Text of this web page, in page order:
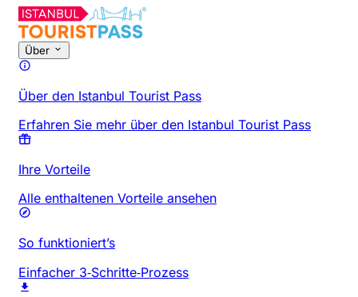
Über
Über den Istanbul Tourist Pass
Erfahren Sie mehr über den Istanbul Tourist Pass
Ihre Vorteile
Alle enthaltenen Vorteile ansehen
So funktioniert’s
Einfacher 3‑Schritte‑Prozess